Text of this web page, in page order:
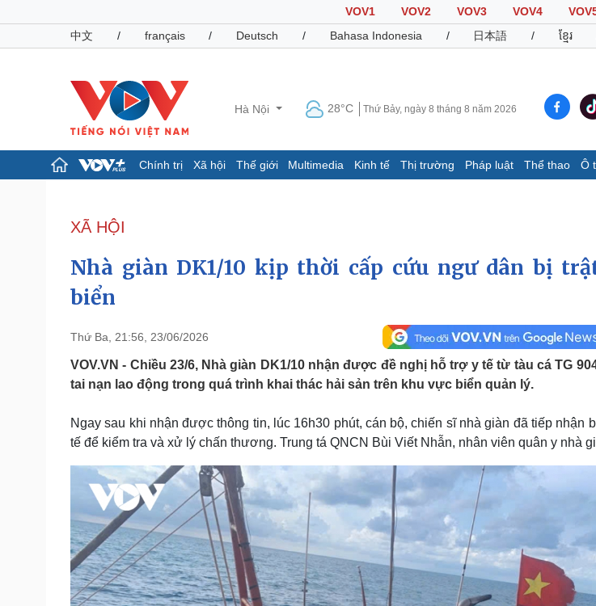
VOV1 VOV2 VOV3 VOV4
中文
/ français / Deutsch / Bahasa Indonesia / 日本語 / ខ្មែរ
Hà Nội 28°C Thứ Bảy, ngày 8 tháng 8 năm 2026
Chính trị Xã hội Thế giới Multimedia Kinh tế Thị trường Pháp luật Thể thao Ô
Đảng
Tổ chức nhân sự
Nhận diện sự thật
Dấu ấn VOV
Pháp luật
Tin nóng
Tư vấn luật
Việt Nam
Phân tích
Thể thao
Lịch thi đấu bóng đá
Thế giới thể thao
Hậu trường
Ô tô -
Xe máy
Sức khỏe
Dinh dưỡng - món ngon
Cây thuốc
Sản phụ khoa
Nhi khoa
Nam khoa
Làm đẹp - giảm cân
Phòng mạch online
Ăn sạch sống khỏe
Đời sống
Nhà đẹp
Blog
Tình yêu - Gia đình
Văn hóa
Sân khấu - Điện ảnh
Văn học
Âm nhạc
Di sản
Giải trí
XÃ HỘI
Nhà giàn DK1/10 kịp thời cấp cứu ngư dân bị
biển
Thứ Ba, 21:56, 23/06/2026
VOV.VN - Chiều 23/6, Nhà giàn DK1/10 nhận được đề nghị hỗ trợ y tế từ tàu cá TG
tai nạn lao động trong quá trình khai thác hải sản trên khu vực biển quản lý.
Ngay sau khi nhận được thông tin, lúc 16h30 phút, cán bộ, chiến sĩ nhà giàn đã tiếp nhận
tế để kiểm tra và xử lý chấn thương. Trung tá QNCN Bùi Viết Nhẫn, nhân viên quân y nhà